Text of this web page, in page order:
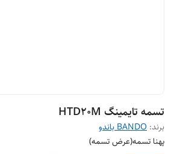
تسمه تایمینگ HTD20M
برند: BANDO باندو
پهنا تسمه(عرض تسمه)